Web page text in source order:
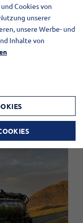
als
Rolle spielen.
Bedürfnisse
einer
Cookies von
unserer
unsere Werbe- und
Inhalte von